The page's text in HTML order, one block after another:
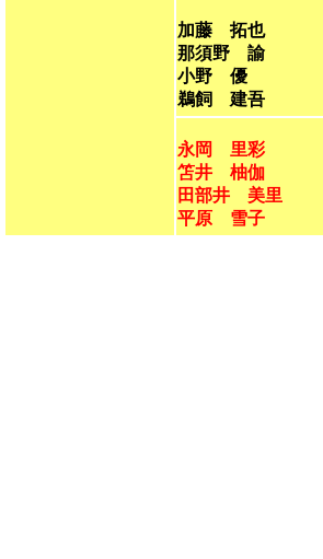
加藤 拓也
那須野 諭
小野 優
鵜飼 建吾
永岡 里彩
笘井 柚伽
田部井 美里
平原 雪子